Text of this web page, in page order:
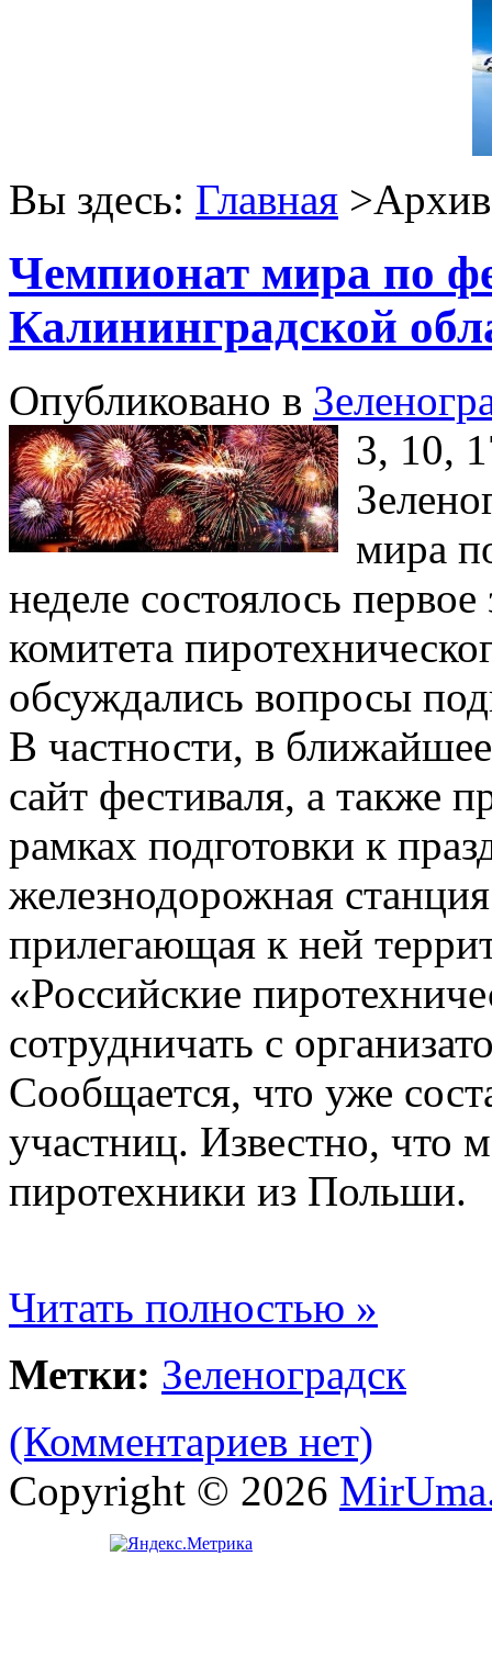
Вы здесь: Главная >Архив
Чемпионат мира по
Калининградской
Опубликовано в
3, 10,
мира
неделе состоялось
комитета
обсуждались вопросы
В частности, в
сайт фестиваля, а также
рамках подготовки к
железнодорожная
прилегающая к ней
«Российские
сотрудничать с
Сообщается, что уже
участниц. Известно, что
пиротехники из Польши.
Читать полностью »
Метки: Зеленоградск
(Комментариев нет)
Copyright © 2026